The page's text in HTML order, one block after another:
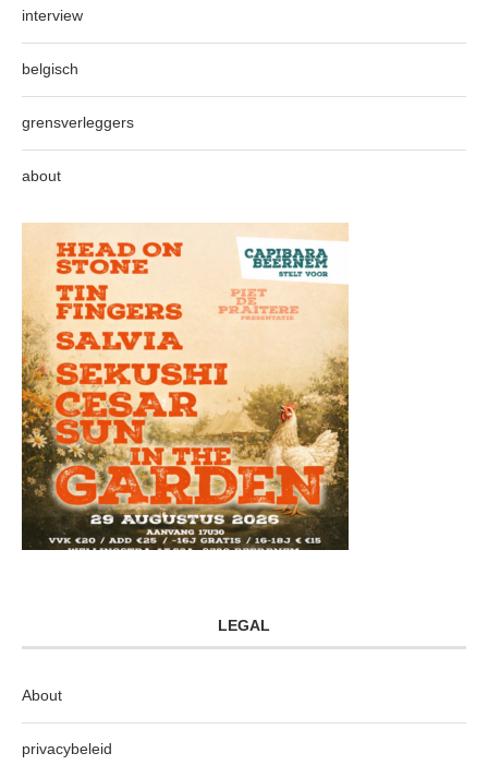
interview
belgisch
grensverleggers
about
LEGAL
About
privacybeleid